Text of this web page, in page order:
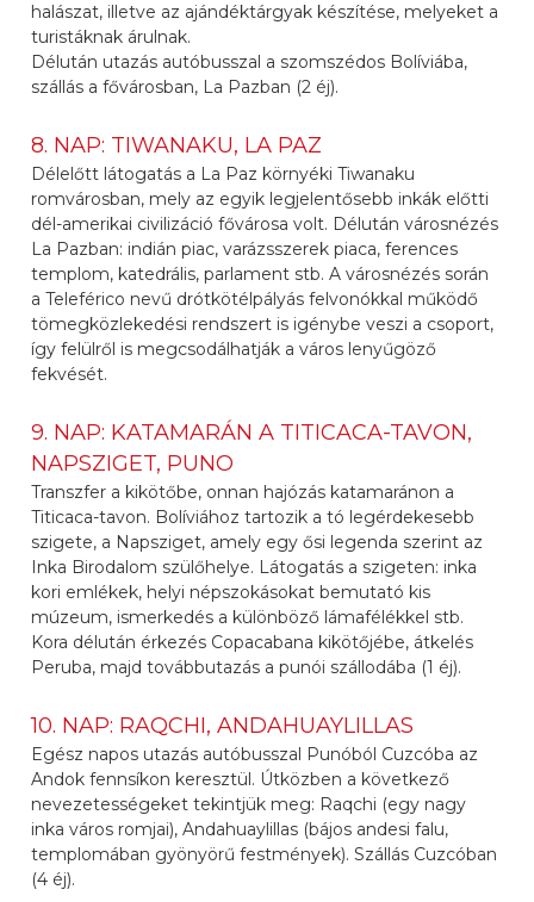
halászat, illetve az ajándéktárgyak készítése, melyeket a
turistáknak árulnak.
Délután utazás autóbusszal a szomszédos Bolíviába,
szállás a fővárosban, La Pazban (2 éj).
8. NAP: TIWANAKU, LA PAZ
Délelőtt látogatás a La Paz környéki Tiwanaku
romvárosban, mely az egyik legjelentősebb inkák előtti
dél-amerikai civilizáció fővárosa volt. Délután városnézés
La Pazban: indián piac, varázsszerek piaca, ferences
templom, katedrális, parlament stb. A városnézés során
a Teleférico nevű drótkötélpályás felvonókkal működő
tömegközlekedési rendszert is igénybe veszi a csoport,
így felülről is megcsodálhatják a város lenyűgöző
fekvését.
9. NAP: KATAMARÁN A TITICACA-TAVON,
NAPSZIGET, PUNO
Transzfer a kikötőbe, onnan hajózás katamaránon a
Titicaca-tavon. Bolíviához tartozik a tó legérdekesebb
szigete, a Napsziget, amely egy ősi legenda szerint az
Inka Birodalom szülőhelye. Látogatás a szigeten: inka
kori emlékek, helyi népszokásokat bemutató kis
múzeum, ismerkedés a különböző lámafélékkel stb.
Kora délután érkezés Copacabana kikötőjébe, átkelés
Peruba, majd továbbutazás a punói szállodába (1 éj).
10. NAP: RAQCHI, ANDAHUAYLILLAS
Egész napos utazás autóbusszal Punóból Cuzcóba az
Andok fennsíkon keresztül. Útközben a következő
nevezetességeket tekintjük meg: Raqchi (egy nagy
inka város romjai), Andahuaylillas (bájos andesi falu,
templomában gyönyörű festmények). Szállás Cuzcóban
(4 éj).